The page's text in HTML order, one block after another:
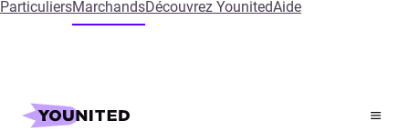
ParticuliersMarchandsDécouvrez YounitedAide
Accueil
References
Découvrez comment Maze Garage utilise l’Open Banking